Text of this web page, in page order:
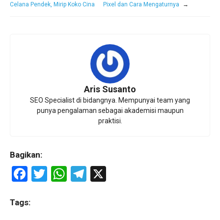
Celana Pendek, Mirip Koko Cina Pixel dan Cara Mengaturnya →
Aris Susanto
SEO Specialist di bidangnya. Mempunyai team yang
punya pengalaman sebagai akademisi maupun
praktisi.
Bagikan:
F
ce
T
W T
Tags: